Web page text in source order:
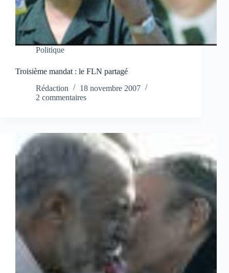
Politique
Troisième mandat : le FLN partagé
Rédaction
18 novembre 2007
2 commentaires